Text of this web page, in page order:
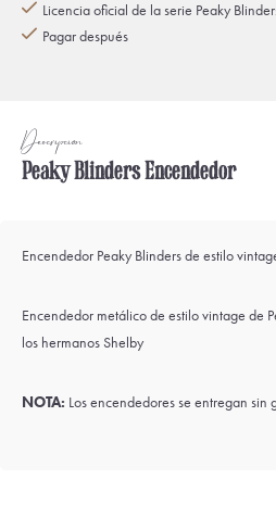
Licencia oficial de la serie Peaky
Pagar después
Descripción
Peaky Blinders Encendedor
Encendedor Peaky Blinders de estilo
Encendedor metálico de estilo vintage de
los hermanos Shelby
NOTA: Los encendedores se entregan sin